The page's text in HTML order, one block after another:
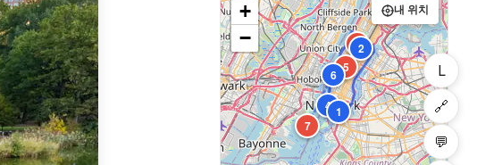
1
2
3
4
5
6
7
+
−
내 위치
L
🔗
💬